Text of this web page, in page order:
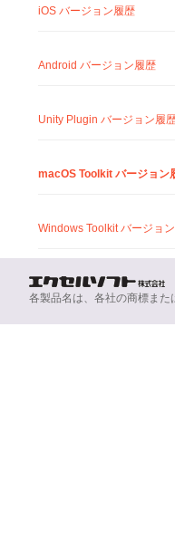
iOS バージョン履歴
Android バージョン履歴
Unity Plugin バージョン履
macOS Toolkit バージョン
Windows Toolkit バージョ
各製品名は、各社の商標また